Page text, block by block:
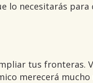
lo necesitarás
tus fronteras.
merecerá